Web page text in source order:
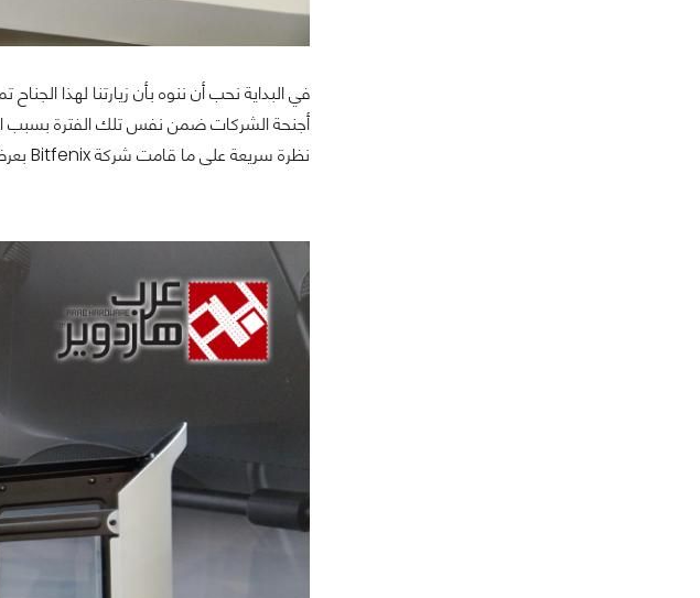
أجنحة الشركات ضمن نفس تلك الفترة بسبب
نظرة سريعة على ما قامت شركة Bitfenix بعرضه ضمن المعرض.